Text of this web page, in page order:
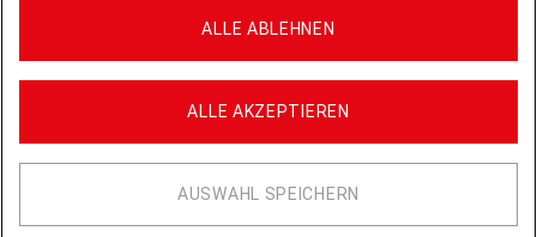
Cookies
So findest du uns
ALLE ABLEHNEN
ALLE AKZEPTIEREN
AUSWAHL SPEICHERN